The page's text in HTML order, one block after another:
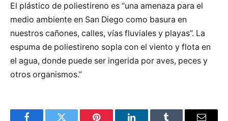
El plástico de poliestireno es “una amenaza para el
medio ambiente en San Diego como basura en
nuestros cañones, calles, vías fluviales y playas”. La
espuma de poliestireno sopla con el viento y flota en
el agua, donde puede ser ingerida por aves, peces y
otros organismos.”